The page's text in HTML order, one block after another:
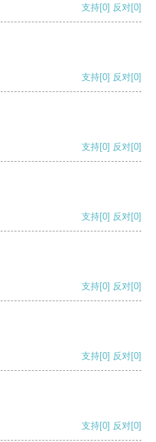
支持[0] 反对[0]
支持[0] 反对[0]
支持[0] 反对[0]
支持[0] 反对[0]
支持[0] 反对[0]
支持[0] 反对[0]
支持[0] 反对[0]